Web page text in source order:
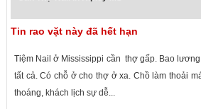
Tin rao vặt này đã hết hạn
Tiệm Nail ở Mississippi cần thợ gấp. Bao
tất cả. Có chỗ ở cho thợ ở xa. Chồ làm thoải
thoáng, khách lịch sự dễ...